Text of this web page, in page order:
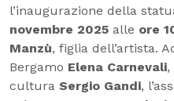
l’inaugurazione della
novembre 2025 alle ore
Manzù, figlia dell’artista.
Bergamo Elena Carnevali,
cultura Sergio Gandi,